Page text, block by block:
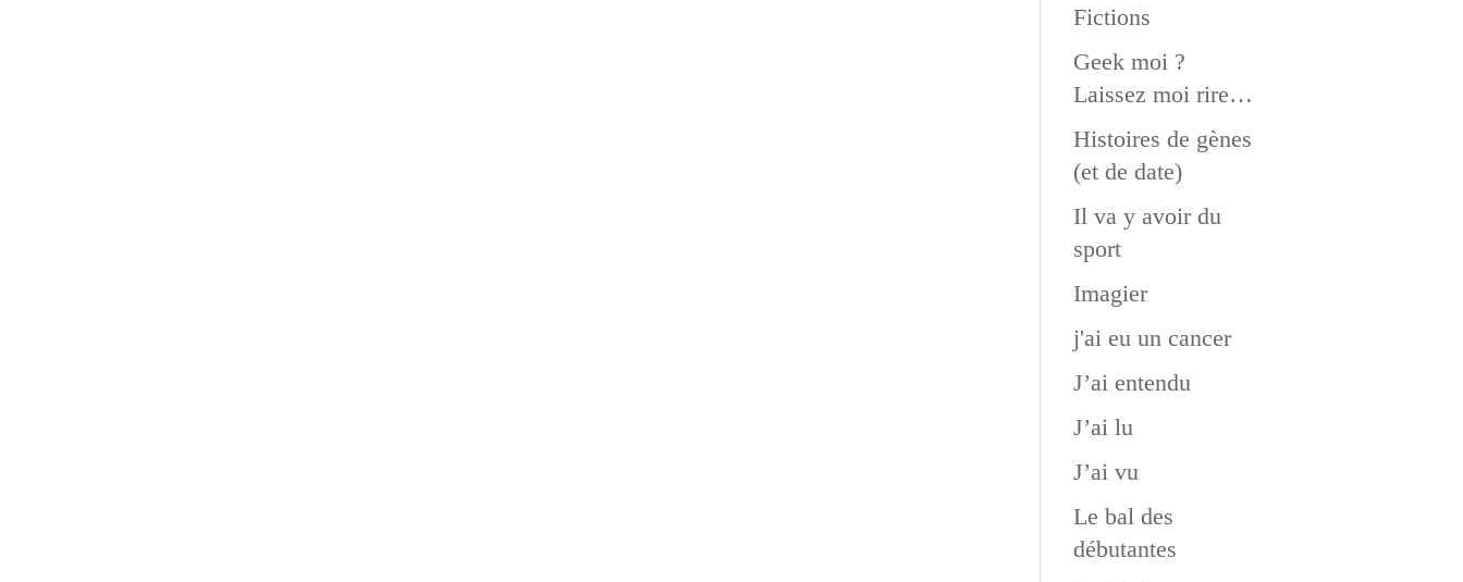
Fictions
Geek moi ?
Laissez moi rire…
Histoires de gènes
(et de date)
Il va y avoir du
sport
Imagier
j'ai eu un cancer
J’ai entendu
J’ai lu
J’ai vu
Le bal des
débutantes